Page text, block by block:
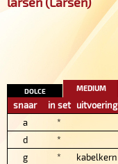
dolce medium
snaar in set uitvoering
a
*
d
*
g
* kabelkern